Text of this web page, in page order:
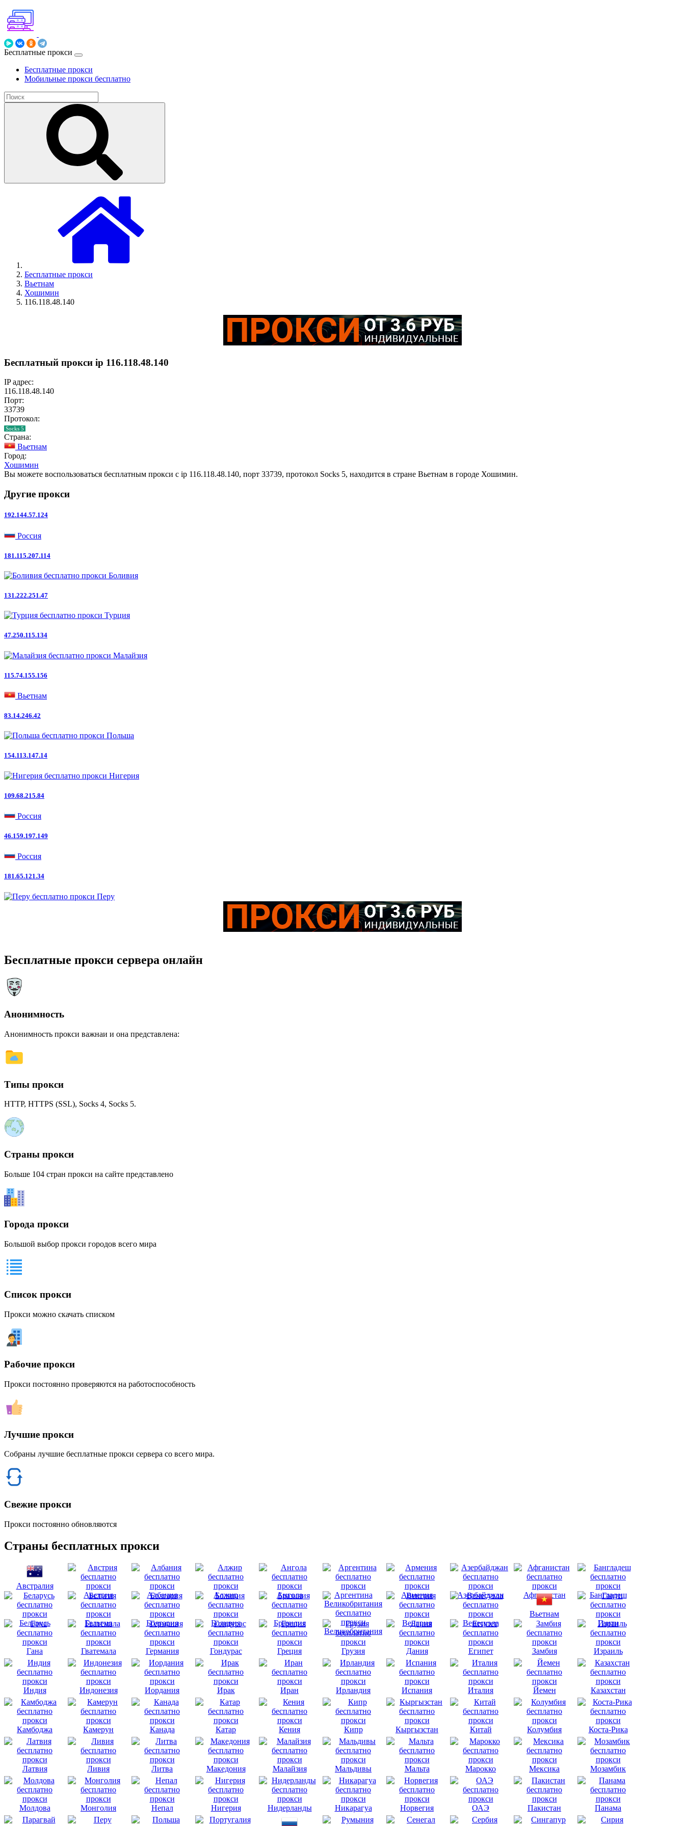
Бесплатные прокси
Бесплатные прокси
Мобильные прокси бесплатно
Бесплатные прокси
Вьетнам
Хошимин
116.118.48.140
Бесплатный прокси ip 116.118.48.140
IP адрес:
116.118.48.140
Порт:
33739
Протокол:
Socks 5
Страна:
Вьетнам
Город:
Хошимин
Вы можете воспользоваться бесплатным прокси с ip 116.118.48.140, порт 33739, протокол Socks 5, находится в стране Вьетнам в городе Хошимин.
Другие прокси
192.144.57.124
Россия
181.115.207.114
Боливия
131.222.251.47
Турция
47.250.115.134
Малайзия
115.74.155.156
Вьетнам
83.14.246.42
Польша
154.113.147.14
Нигерия
109.68.215.84
Россия
46.159.197.149
Россия
181.65.121.34
Перу
Бесплатные прокси сервера онлайн
Анонимность
Анонимность прокси важнаи и она представлена:
Типы прокси
HTTP, HTTPS (SSL), Socks 4, Socks 5.
Страны прокси
Больше 104 стран прокси на сайте представлено
Города прокси
Большой выбор прокси городов всего мира
Список прокси
Прокси можно скачать списком
Рабочие прокси
Прокси постоянно проверяются на работоспособность
Лучшие прокси
Собраны лучшие бесплатные прокси сервера со всего мира.
Свежие прокси
Прокси постоянно обновляются
Страны бесплатных прокси
Австралия
Австрия
Албания Алжир Ангола Аргентина Армения Азербайджан Афганистан Бангладеш
Беларусь Бельгия Болгария Боливия
Бразилия
Великобритания
Венгрия Венесуэла
Вьетнам
Гаити
Гана Гватемала Германия Гондурас Греция Грузия Дания Египет Замбия Израиль
Индия Индонезия Иордания Ирак Иран Ирландия Испания Италия Йемен Казахстан
Камбоджа Камерун Канада Катар Кения Кипр Кыргызстан Китай Колумбия Коста-Рика
Латвия Ливия Литва Македония Малайзия Мальдивы Мальта Марокко Мексика Мозамбик
Молдова Монголия Непал Нигерия Нидерланды Никарагуа Норвегия ОАЭ Пакистан Панама